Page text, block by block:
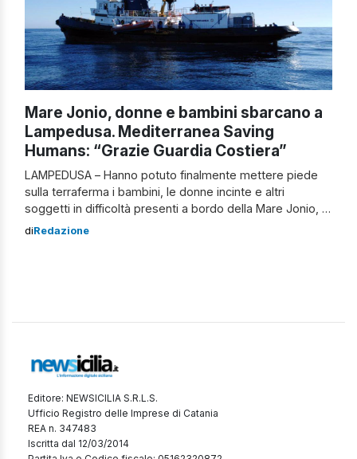
Mare Jonio, donne e bambini sbarcano a
Lampedusa. Mediterranea Saving
Humans: “Grazie Guardia Costiera”
LAMPEDUSA – Hanno potuto finalmente mettere piede
sulla terraferma i bambini, le donne incinte e altri
soggetti in difficoltà presenti a bordo della Mare Jonio, la
nave dell’Ong Mediterranea Saving Humans che da
diRedazione
Editore: NEWSICILIA S.R.L.S.
Ufficio Registro delle Imprese di Catania
REA n. 347483
Iscritta dal 12/03/2014